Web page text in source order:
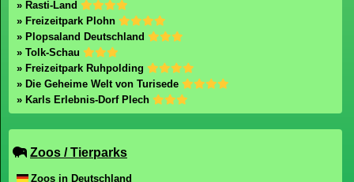
» Rasti-Land
» Freizeitpark Plohn
» Plopsaland Deutschland
» Tolk-Schau
» Freizeitpark Ruhpolding
» Die Geheime Welt von Turisede
» Karls Erlebnis-Dorf Plech
Zoos / Tierparks
Zoos in Deutschland